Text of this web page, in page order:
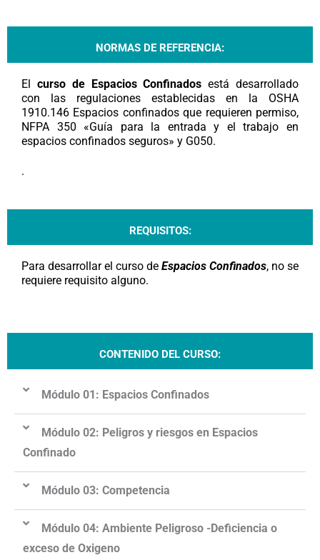
NORMAS DE REFERENCIA:
El curso de Espacios Confinados está desarrollado
con las regulaciones establecidas en la OSHA
1910.146 Espacios confinados que requieren permiso,
NFPA 350 «Guía para la entrada y el trabajo en
espacios confinados seguros» y G050.
.
REQUISITOS:
Para desarrollar el curso de Espacios Confinados, no se
requiere requisito alguno.
CONTENIDO DEL CURSO:
Módulo 01: Espacios Confinados
Módulo 02: Peligros y riesgos en Espacios
Confinado
Módulo 03: Competencia
Módulo 04: Ambiente Peligroso -Deficiencia o
exceso de Oxigeno